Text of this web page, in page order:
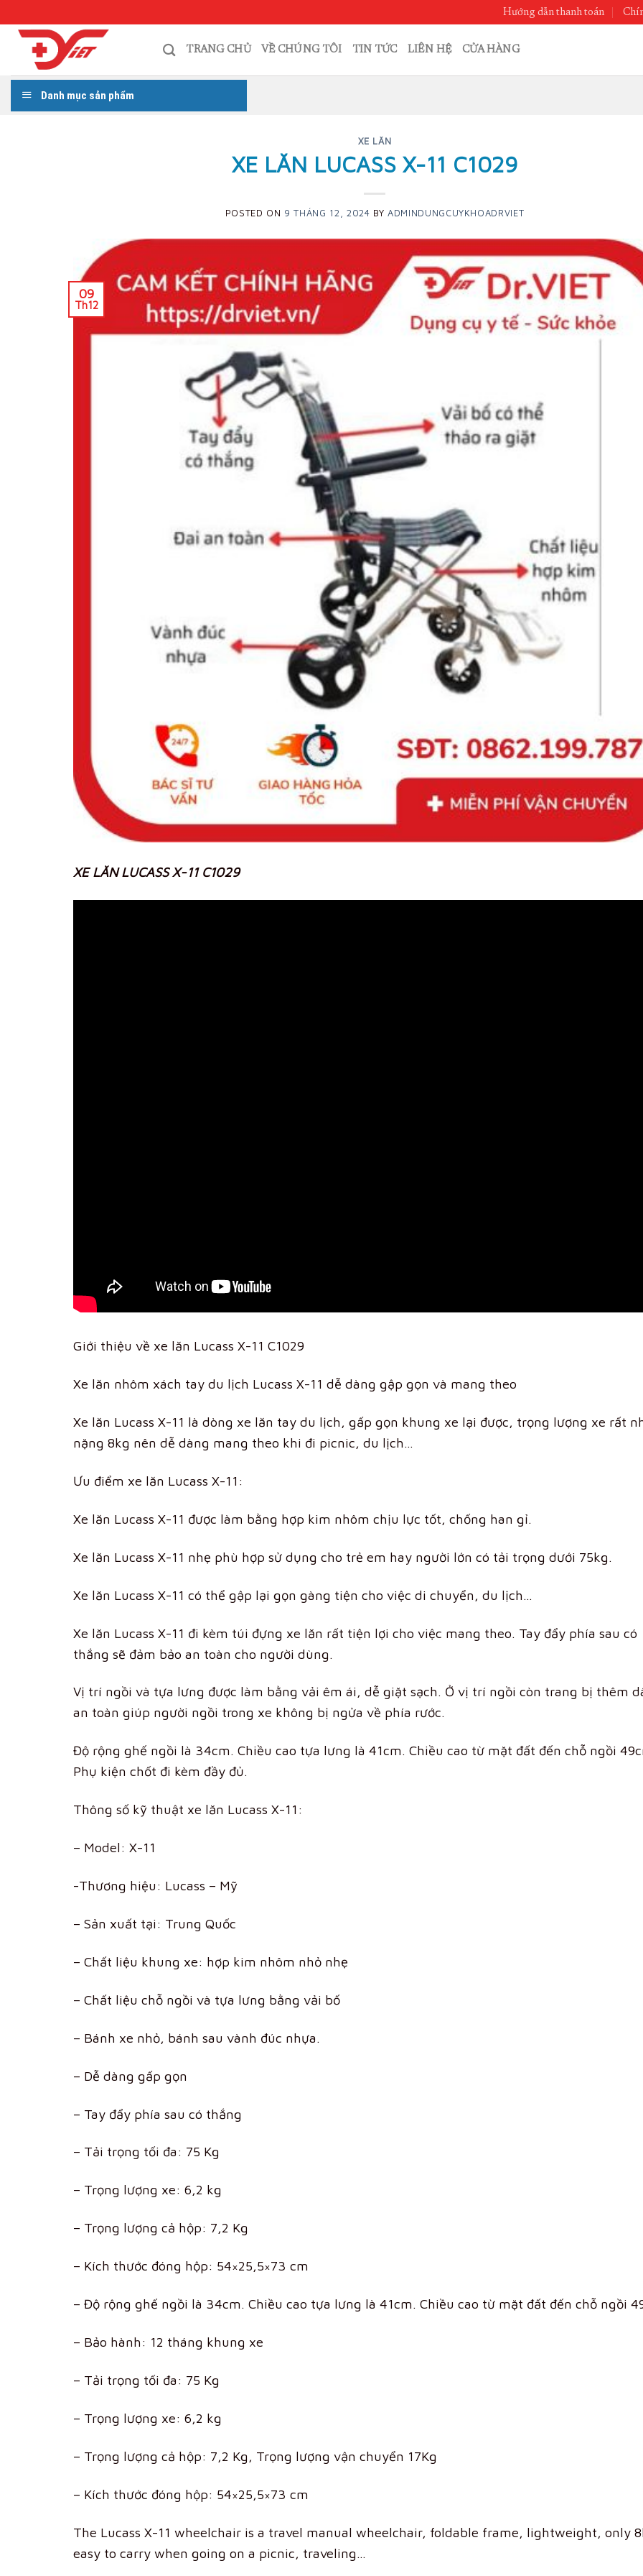
content
Hướng dẫn thanh toán
TRANG CHỦ VỀ CHÚNG TÔI TIN TỨC LIÊN HỆ CỬA HÀNG
Danh mục sản phẩm
XE LĂN
XE LĂN LUCASS X-11 C1029
POSTED ON 9 THÁNG 12, 2024 BYADMINDUNGCUYKHOADRVIET
09
Th12
XE LĂN LUCASS X-11 C1029
Giới thiệu về xe lăn Lucass X-11 C1029
Xe lăn nhôm xách tay du lịch Lucass X-11 dễ dàng gập gọn và mang theo
Xe lăn Lucass X-11 là dòng xe lăn tay du lịch, gấp gọn khung xe lại được, trọng lượng xe rất
nặng 8kg nên dễ dàng mang theo khi đi picnic, du lịch…
Ưu điểm xe lăn Lucass X-11:
Xe lăn Lucass X-11 được làm bằng hợp kim nhôm chịu lực tốt, chống han gỉ.
Xe lăn Lucass X-11 nhẹ phù hợp sử dụng cho trẻ em hay người lớn có tải trọng dưới 75kg.
Xe lăn Lucass X-11 có thể gập lại gọn gàng tiện cho việc di chuyển, du lịch…
Xe lăn Lucass X-11 đi kèm túi đựng xe lăn rất tiện lợi cho việc mang theo. Tay đẩy phía sau có
thắng sẽ đảm bảo an toàn cho người dùng.
Vị trí ngồi và tựa lưng được làm bằng vải êm ái, dễ giặt sạch. Ở vị trí ngồi còn trang bị thêm
an toàn giúp người ngồi trong xe không bị ngửa về phía rước.
Độ rộng ghế ngồi là 34cm. Chiều cao tựa lưng là 41cm. Chiều cao từ mặt đất đến chỗ ngồi
Phụ kiện chốt đi kèm đầy đủ.
Thông số kỹ thuật xe lăn Lucass X-11:
– Model: X-11
-Thương hiệu: Lucass – Mỹ
– Sản xuất tại: Trung Quốc
– Chất liệu khung xe: hợp kim nhôm nhỏ nhẹ
– Chất liệu chỗ ngồi và tựa lưng bằng vải bố
– Bánh xe nhỏ, bánh sau vành đúc nhựa.
– Dễ dàng gấp gọn
– Tay đẩy phía sau có thắng
– Tải trọng tối đa: 75 Kg
– Trọng lượng xe: 6,2 kg
– Trọng lượng cả hộp: 7,2 Kg
– Kích thước đóng hộp: 54×25,5×73 cm
– Độ rộng ghế ngồi là 34cm. Chiều cao tựa lưng là 41cm. Chiều cao từ mặt đất đến chỗ ngồi
– Bảo hành: 12 tháng khung xe
– Tải trọng tối đa: 75 Kg
– Trọng lượng xe: 6,2 kg
– Trọng lượng cả hộp: 7,2 Kg, Trọng lượng vận chuyển 17Kg
– Kích thước đóng hộp: 54×25,5×73 cm
The Lucass X-11 wheelchair is a travel manual wheelchair, foldable frame, lightweight, only
easy to carry when going on a picnic, traveling…